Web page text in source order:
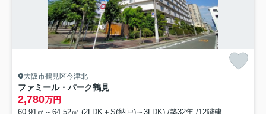
大阪市鶴見区今津北
ファミール・パーク鶴見
2,780万円
60.91㎡～64.52㎡ (2LDK＋S(納戸)～3LDK) /築32年 /12階建